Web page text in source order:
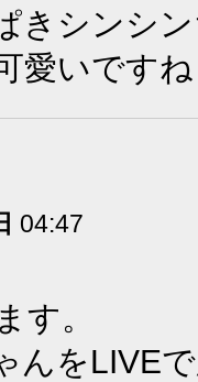
きシンシ
愛いです
04:47
す。
んをLIVE